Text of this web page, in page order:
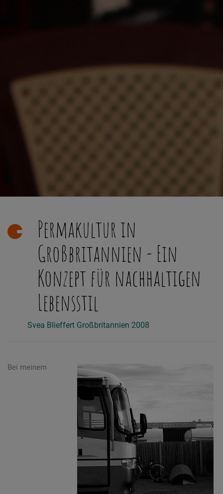
Permakultur in
Großbritannien - Ein
Konzept für nachhaltigen
Lebensstil
Svea Blieffert Großbritannien 2008
Bei meinem